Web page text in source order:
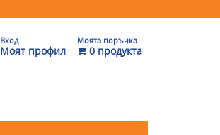
Вход
Моят профил
Моята поръчка
0 продукта